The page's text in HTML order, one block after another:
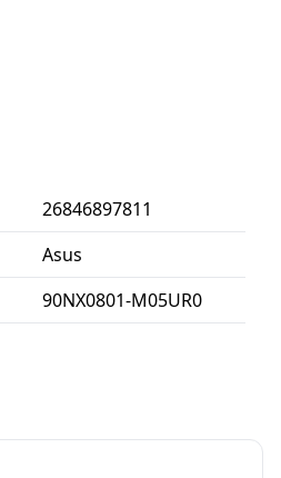
26846897811
Asus
90NX0801-M05UR0